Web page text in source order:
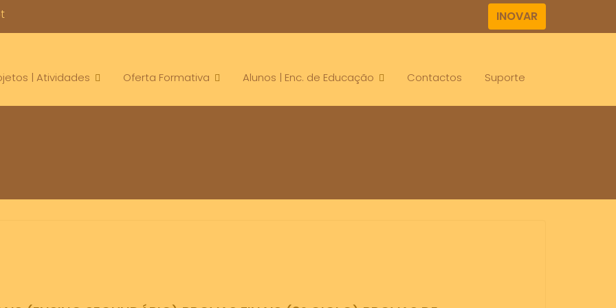
INOVAR
| Atividades Oferta Formativa Alunos | Enc. de Educação Contactos Suporte